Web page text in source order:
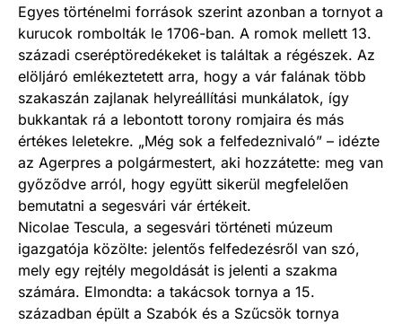
Egyes történelmi források szerint azonban a tornyot a
kurucok rombolták le 1706-ban. A romok mellett 13.
századi cseréptöredékeket is találtak a régészek. Az
elöljáró emlékeztetett arra, hogy a vár falának több
szakaszán zajlanak helyreállítási munkálatok, így
bukkantak rá a lebontott torony romjaira és más
értékes leletekre. „Még sok a felfedeznivaló” – idézte
az Agerpres a polgármestert, aki hozzátette: meg van
győződve arról, hogy együtt sikerül megfelelően
bemutatni a segesvári vár értékeit.
Nicolae Tescula, a segesvári történeti múzeum
igazgatója közölte: jelentős felfedezésről van szó,
mely egy rejtély megoldását is jelenti a szakma
számára. Elmondta: a takácsok tornya a 15.
században épült a Szabók és a Szűcsök tornya